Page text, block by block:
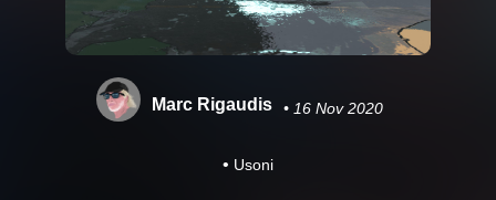
Marc Rigaudis • 16 Nov 2020
• Usoni